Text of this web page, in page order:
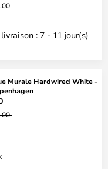
: 7 - 11 jour(s)
Murale Hardwired White -